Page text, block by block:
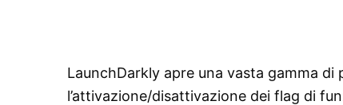
LaunchDarkly apre una vasta gamma
l’attivazione/disattivazione dei flag di